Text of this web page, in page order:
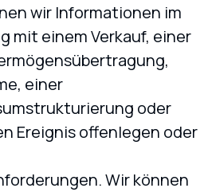
wir Informationen im
mit einem Verkauf, einer
einer
oder
Ereignis offenlegen oder
Wir können